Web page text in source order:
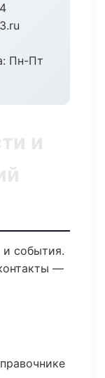
Пн-Пт
и
и события.
—